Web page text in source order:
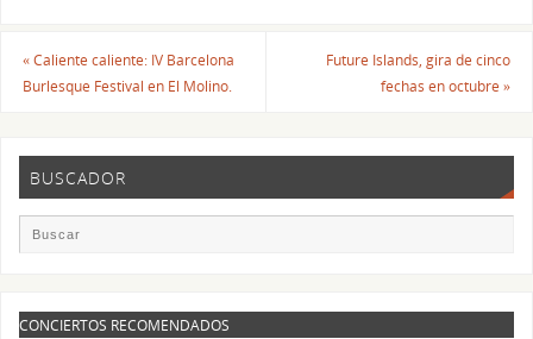
«Caliente caliente: IV Barcelona
Burlesque Festival en El Molino.
Future Islands, gira de cinco
fechas en octubre»
BUSCADOR
CONCIERTOS RECOMENDADOS